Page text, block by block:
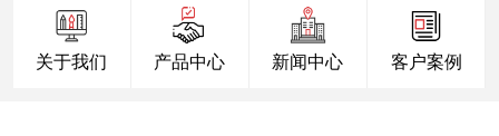
关于我们 产品中心 新闻中心 客户案例